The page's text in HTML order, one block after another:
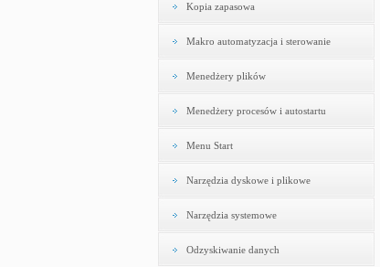
Kopia zapasowa
Makro automatyzacja i sterowanie
Menedżery plików
Menedżery procesów i autostartu
Menu Start
Narzędzia dyskowe i plikowe
Narzędzia systemowe
Odzyskiwanie danych